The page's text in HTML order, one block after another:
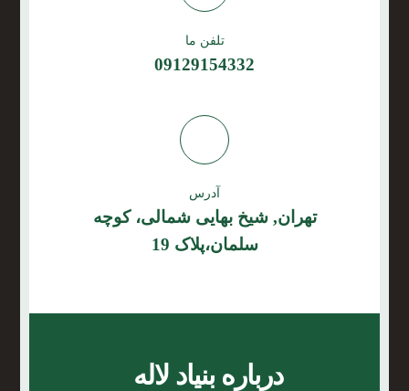
تلفن ما
09129154332
آدرس
تهران, شیخ بهایی شمالی، کوچه
سلمان،پلاک 19
درباره بنیاد لاله